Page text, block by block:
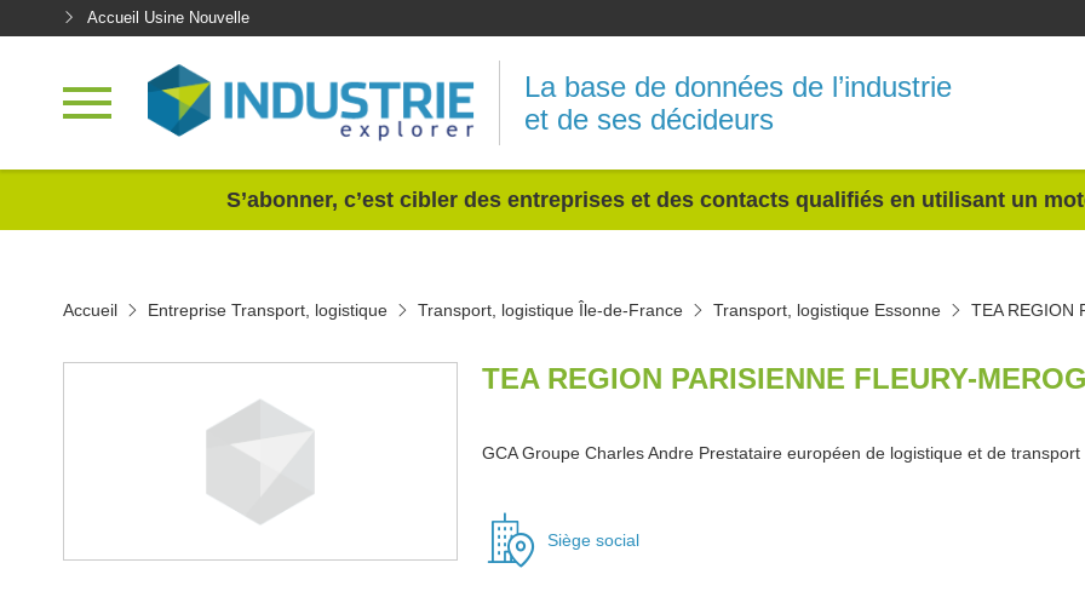
Accueil Usine Nouvelle
La base de données de l’industrie
et de ses décideurs
S’abonner, c’est cibler des entreprises et des contacts qualifiés en utilisant un
Accueil Entreprise Transport, logistique Transport, logistique Île-de-France Transport, logistique Essonne TEA REGION
TEA REGION PARISIENNE FLEURY-
GCA Groupe Charles Andre Prestataire européen de logistique et de transport
Siège social